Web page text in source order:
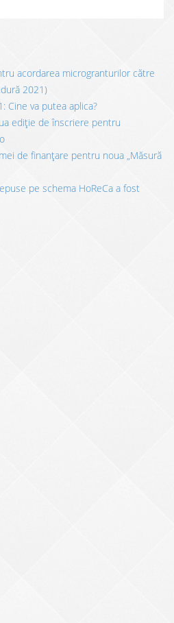
acordarea microgranturilor către
2021)
Cine va putea aplica?
ediție de înscriere pentru
de finanțare pentru noua „Măsură
pe schema HoReCa a fost